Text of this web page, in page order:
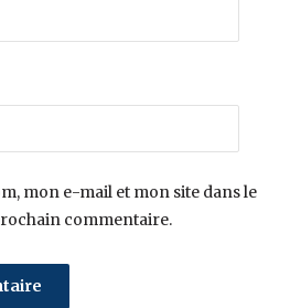
mon e-mail et mon site dans le
commentaire.